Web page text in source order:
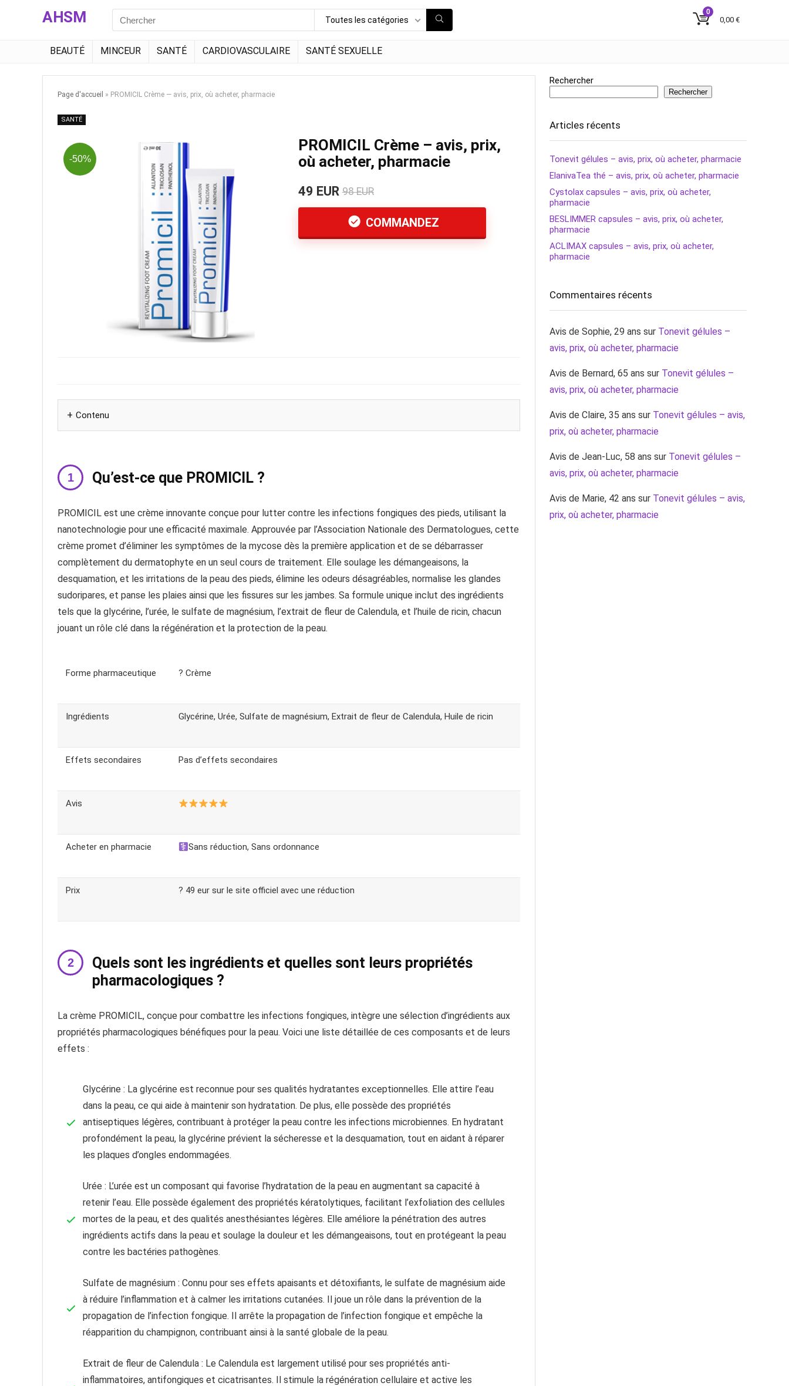
AHSM
Search
for:
Toutes les catégories
0
0,00 €
BEAUTÉ MINCEUR SANTÉ CARDIOVASCULAIRE SANTÉ SEXUELLE
Page d'accueil » PROMICIL Crème — avis, prix, où acheter, pharmacie
SANTÉ
-50%
PROMICIL Crème – avis, prix,
où acheter, pharmacie
49 EUR 98 EUR
COMMANDEZ
Contenu
Qu’est-ce que PROMICIL ?
PROMICIL est une crème innovante conçue pour lutter contre les infections fongiques des pieds, utilisant la
nanotechnologie pour une efficacité maximale. Approuvée par l’Association Nationale des Dermatologues, cette
crème promet d’éliminer les symptômes de la mycose dès la première application et de se débarrasser
complètement du dermatophyte en un seul cours de traitement. Elle soulage les démangeaisons, la
desquamation, et les irritations de la peau des pieds, élimine les odeurs désagréables, normalise les glandes
sudoripares, et panse les plaies ainsi que les fissures sur les jambes. Sa formule unique inclut des ingrédients
tels que la glycérine, l’urée, le sulfate de magnésium, l’extrait de fleur de Calendula, et l’huile de ricin, chacun
jouant un rôle clé dans la régénération et la protection de la peau.
Forme pharmaceutique ? Crème
Ingrédients Glycérine, Urée, Sulfate de magnésium, Extrait de fleur de Calendula, Huile de ricin
Effets secondaires Pas d’effets secondaires
Avis
Acheter en pharmacie Sans réduction, Sans ordonnance
Prix ? 49 eur sur le site officiel avec une réduction
Quels sont les ingrédients et quelles sont leurs propriétés
pharmacologiques ?
La crème PROMICIL, conçue pour combattre les infections fongiques, intègre une sélection d’ingrédients aux
propriétés pharmacologiques bénéfiques pour la peau. Voici une liste détaillée de ces composants et de leurs
effets :
Glycérine : La glycérine est reconnue pour ses qualités hydratantes exceptionnelles. Elle attire l’eau
dans la peau, ce qui aide à maintenir son hydratation. De plus, elle possède des propriétés
antiseptiques légères, contribuant à protéger la peau contre les infections microbiennes. En hydratant
profondément la peau, la glycérine prévient la sécheresse et la desquamation, tout en aidant à réparer
les plaques d’ongles endommagées.
Urée : L’urée est un composant qui favorise l’hydratation de la peau en augmentant sa capacité à
retenir l’eau. Elle possède également des propriétés kératolytiques, facilitant l’exfoliation des cellules
mortes de la peau, et des qualités anesthésiantes légères. Elle améliore la pénétration des autres
ingrédients actifs dans la peau et soulage la douleur et les démangeaisons, tout en protégeant la peau
contre les bactéries pathogènes.
Sulfate de magnésium : Connu pour ses effets apaisants et détoxifiants, le sulfate de magnésium aide
à réduire l’inflammation et à calmer les irritations cutanées. Il joue un rôle dans la prévention de la
propagation de l’infection fongique. Il arrête la propagation de l’infection fongique et empêche la
réapparition du champignon, contribuant ainsi à la santé globale de la peau.
Extrait de fleur de Calendula : Le Calendula est largement utilisé pour ses propriétés anti-
inflammatoires, antifongiques et cicatrisantes. Il stimule la régénération cellulaire et active les
Rechercher
Rechercher
Articles récents
Tonevit gélules – avis, prix, où acheter, pharmacie
ElanivaTea thé – avis, prix, où acheter, pharmacie
Cystolax capsules – avis, prix, où acheter,
pharmacie
BESLIMMER capsules – avis, prix, où acheter,
pharmacie
ACLIMAX capsules – avis, prix, où acheter,
pharmacie
Commentaires récents
Avis de Sophie, 29 ans sur Tonevit gélules –
avis, prix, où acheter, pharmacie
Avis de Bernard, 65 ans sur Tonevit gélules –
avis, prix, où acheter, pharmacie
Avis de Claire, 35 ans sur Tonevit gélules – avis,
prix, où acheter, pharmacie
Avis de Jean-Luc, 58 ans sur Tonevit gélules –
avis, prix, où acheter, pharmacie
Avis de Marie, 42 ans sur Tonevit gélules – avis,
prix, où acheter, pharmacie